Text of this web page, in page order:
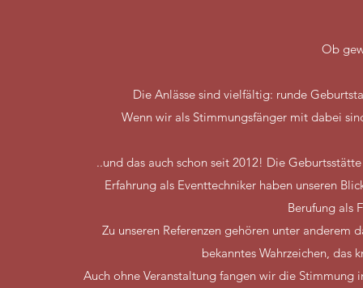
Ob
Die Anlässe sind vielfältig: runde
Wenn wir als Stimmungsfänger mit dabei
..und das auch schon seit 2012! Die
Erfahrung als Eventtechniker haben unseren
Berufung als
Zu unseren Referenzen gehören unter
bekanntes Wahrzeichen, das
Auch ohne Veranstaltung fangen wir die Stimmung